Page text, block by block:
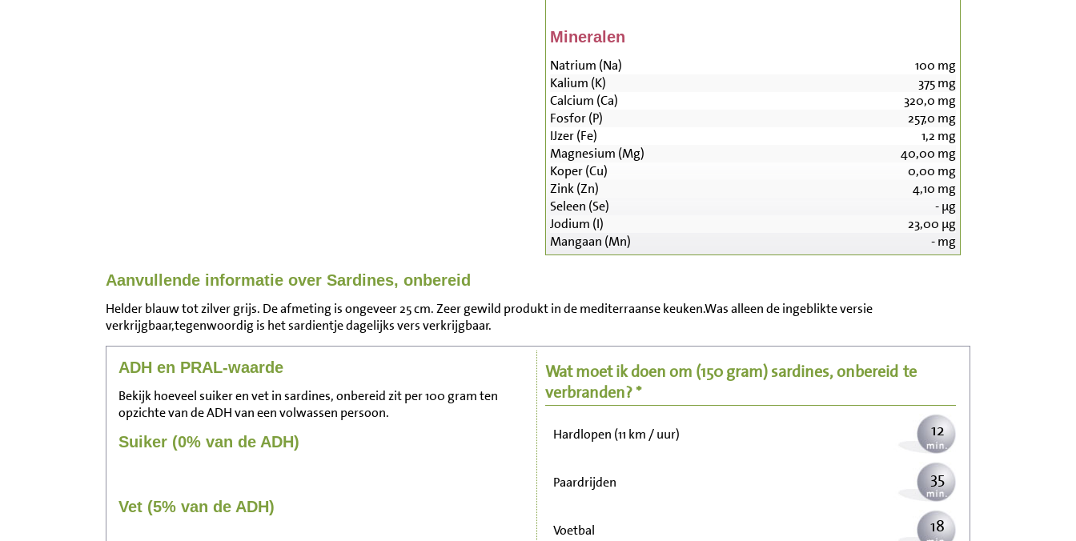
Mineralen
Natrium (Na) 100 mg
Kalium (K)
375mg
Calcium (Ca)
320,0 mg
Fosfor (P)
257,0 mg
IJzer (Fe)
1,2 mg
Magnesium (Mg)
40,00 mg
Koper (Cu)
0,00 mg
Zink (Zn)
4,10 mg
Seleen (Se)
-µg
Jodium (I)
23,00 µg
Mangaan (Mn)
-mg
Aanvullende informatie over Sardines, onbereid
Helder blauw tot zilver grijs. De afmeting is ongeveer 25 cm. Zeer gewild produkt in de mediterraanse keuken.Was alleen de ingeblikte versie
verkrijgbaar,tegenwoordig is het sardientje dagelijks vers verkrijgbaar.
ADH en PRAL-waarde
Bekijk hoeveel suiker en vet in sardines, onbereid zit per 100 gram ten
opzichte van de ADH van een volwassen persoon.
Suiker (0% van de ADH)
Vet (5% van de ADH)
Wat moet ik doen om (150 gram)sardines, onbereid te
verbranden? *
Wandelen (5 km/uur)
Hardlopen (11 km / uur) 12
Paardrijden 35
Voetbal 18